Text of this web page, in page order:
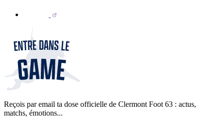
Reçois par email ta dose officielle de Clermont Foot 63 : actus,
matchs, émotions...